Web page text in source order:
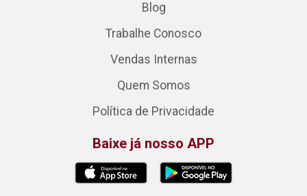
Blog
Trabalhe Conosco
Vendas Internas
Quem Somos
Política de Privacidade
Baixe já nosso APP